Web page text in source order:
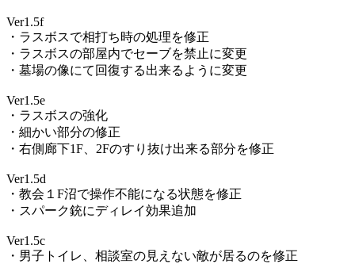
Ver1.5f
・ラスボスで相打ち時の処理を修正
・ラスボスの部屋内でセーブを禁止に変更
・墓場の像にて回復する出来るように変更
Ver1.5e
・ラスボスの強化
・細かい部分の修正
・右側廊下1F、2Fのすり抜け出来る部分を修正
Ver1.5d
・教会１F沼で操作不能になる状態を修正
・スパーク銃にディレイ効果追加
Ver1.5c
・男子トイレ、相談室の見えない敵が居るのを修正